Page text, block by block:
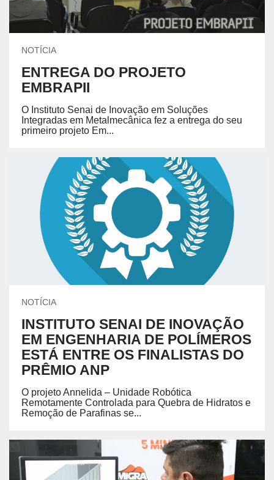
NOTÍCIA
ENTREGA DO PROJETO
EMBRAPII
O Instituto Senai de Inovação em Soluções
Integradas em Metalmecânica fez a entrega do seu
primeiro projeto Em...
NOTÍCIA
INSTITUTO SENAI DE INOVAÇÃO
EM ENGENHARIA DE POLÍMEROS
ESTÁ ENTRE OS FINALISTAS DO
PRÊMIO ANP
O projeto Annelida – Unidade Robótica
Remotamente Controlada para Quebra de Hidratos e
Remoção de Parafinas se...